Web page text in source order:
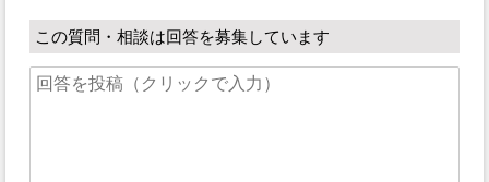
この質問・相談は回答を募集しています